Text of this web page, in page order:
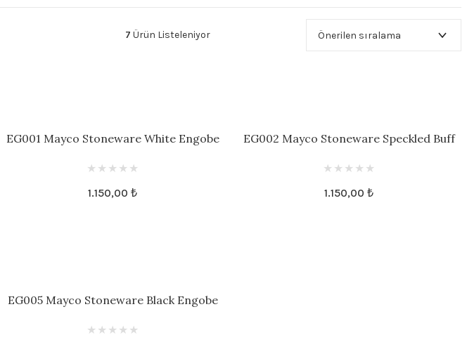
7 Ürün Listeleniyor
EG001 Mayco Stoneware White Engobe
1.150,00 ₺
EG002 Mayco Stoneware Speckled Buff
1.150,00 ₺
EG005 Mayco Stoneware Black Engobe